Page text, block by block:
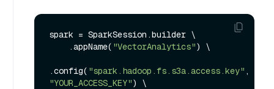
spark = SparkSession.builder \
    .appName(
"VectorAnalytics") \
.config( "spark.hadoop.fs.s3a.access.key"
"YOUR_ACCESS_KEY") \